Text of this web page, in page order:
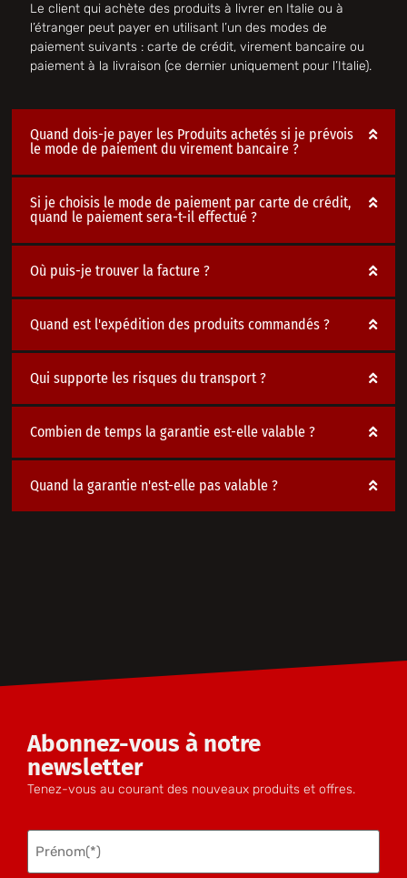
Le client qui achète des produits à livrer en Italie ou à
l’étranger peut payer en utilisant l’un des modes de
paiement suivants : carte de crédit, virement bancaire ou
paiement à la livraison (ce dernier uniquement pour l’Italie).
Quand dois-je payer les Produits achetés si je prévois
le mode de paiement du virement bancaire ?
Si je choisis le mode de paiement par carte de crédit,
quand le paiement sera-t-il effectué ?
Où puis-je trouver la facture ?
Quand est l'expédition des produits commandés ?
Qui supporte les risques du transport ?
Combien de temps la garantie est-elle valable ?
Quand la garantie n'est-elle pas valable ?
Abonnez-vous à notre
newsletter
Tenez-vous au courant des nouveaux produits et offres.
Prénom
(Nécessaire)